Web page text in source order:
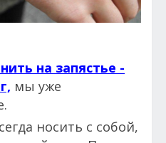
на запястье -
мы уже
носить с собой,